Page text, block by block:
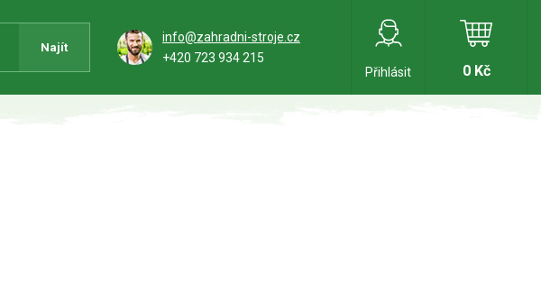
Najít
info@zahradni-stroje.cz
+420 723 934 215
Přihlásit
0 Kč